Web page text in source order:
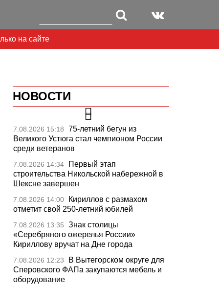
на сайте
НОВОСТИ
7.08.2026 15:18
75-летний бегун из
Великого Устюга стал чемпионом России
среди ветеранов
7.08.2026 14:34
Первый этап
строительства Никольской набережной в
Шексне завершен
7.08.2026 14:00
Кириллов с размахом
отметит свой 250-летний юбилей
7.08.2026 13:35
Знак столицы
«Серебряного ожерелья России»
Кириллову вручат на Дне города
7.08.2026 12:23
В Вытегорском округе для
Сперовского ФАПа закупаются мебель и
оборудование